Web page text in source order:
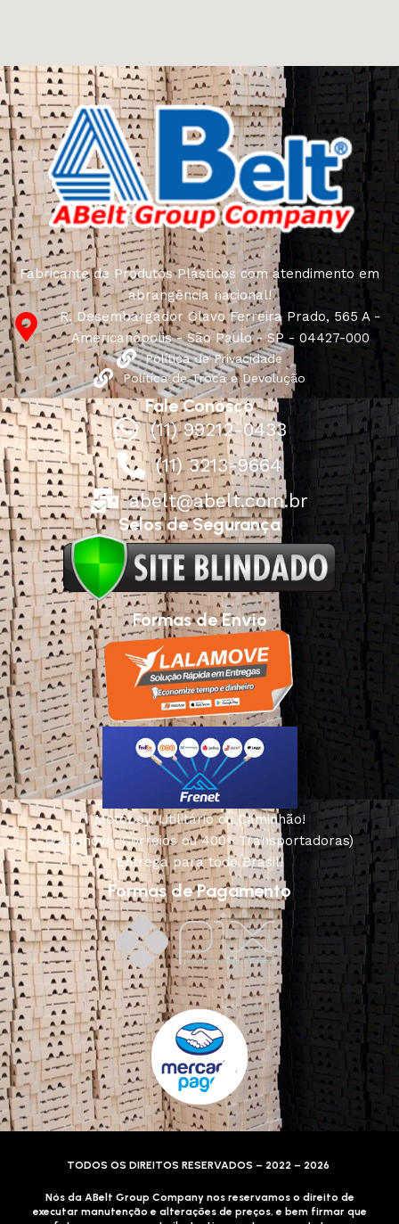
Fabricante de Produtos Plásticos com atendimento em
abrangência nacional!
R. Desembargador Olavo Ferreira Prado, 565 A -
Americanópolis - São Paulo - SP - 04427-000
Política de Privacidade
Política de Troca e Devolução
Fale Conosco
(11) 99212-0433
(11) 3213-9664
abelt@abelt.com.br
Selos de Segurança
Formas de Envio
Motoboy, Utilitário ou Caminhão!
(Lalamove, Correios ou 400+ Transportadoras)
Entrega para todo Brasil!
Formas de Pagamento
TODOS OS DIREITOS RESERVADOS – 2022 – 2026
Nós da ABelt Group Company nos reservamos o direito de
executar manutenção e alterações de preços, e bem firmar que